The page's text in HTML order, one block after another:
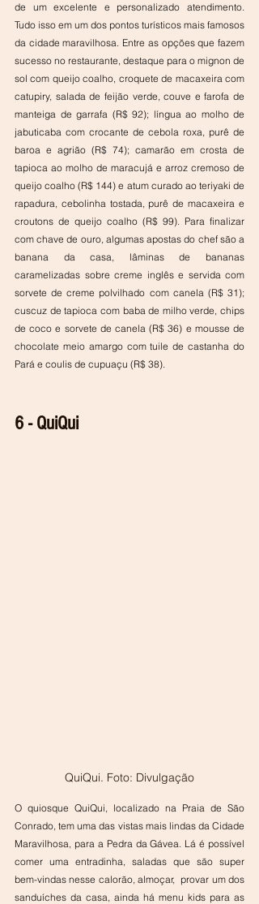
de um excelente e personalizado atendimento.
Tudo isso em um dos pontos turísticos mais famosos
da cidade maravilhosa. Entre as opções que fazem
sucesso no restaurante, destaque para o mignon de
sol com queijo coalho, croquete de macaxeira com
catupiry, salada de feijão verde, couve e farofa de
manteiga de garrafa (R$ 92); língua ao molho de
jabuticaba com crocante de cebola roxa, purê de
baroa e agrião (R$ 74); camarão em crosta de
tapioca ao molho de maracujá e arroz cremoso de
queijo coalho (R$ 144) e atum curado ao teriyaki de
rapadura, cebolinha tostada, purê de macaxeira e
croutons de queijo coalho (R$ 99). Para finalizar
com chave de ouro, algumas apostas do chef são a
banana da casa, lâminas de bananas
caramelizadas sobre creme inglês e servida com
sorvete de creme polvilhado com canela (R$ 31);
cuscuz de tapioca com baba de milho verde, chips
de coco e sorvete de canela (R$ 36) e mousse de
chocolate meio amargo com tuile de castanha do
Pará e coulis de cupuaçu (R$ 38).
6 - QuiQui
QuiQui. Foto: Divulgação
O quiosque QuiQui, localizado na Praia de São
Conrado, tem uma das vistas mais lindas da Cidade
Maravilhosa, para a Pedra da Gávea. Lá é possível
comer uma entradinha, saladas que são super
bem-vindas nesse calorão, almoçar,  provar um dos
sanduíches da casa, ainda há menu kids para as